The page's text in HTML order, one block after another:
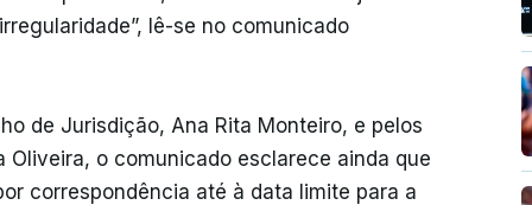
lê-se no comunicado
de Jurisdição, Ana Rita Monteiro, e pelos
Oliveira, o comunicado esclarece ainda que
correspondência até à data limite para a